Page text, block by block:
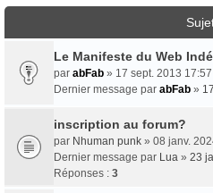
Le Manifeste du Web
par abFab » 17 sept. 2013 17:57
Dernier message par abFab »
inscription au forum?
par Nhuman punk » 08 janv.
Dernier message par Lua » 23
Réponses : 3